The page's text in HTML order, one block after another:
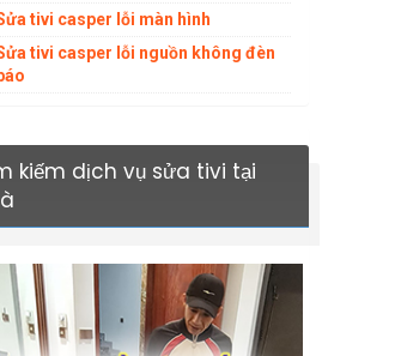
tivi casper lỗi màn hình
tivi casper lỗi nguồn không đèn
kiếm dịch vụ sửa tivi tại